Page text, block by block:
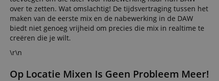
over te zetten. Wat omslachtig! De tijdsvertraging tussen het
maken van de eerste mix en de nabewerking in de DAW
biedt niet genoeg vrijheid om precies die mix in realtime te
creëren die je wilt.
\r\n
Op Locatie Mixen Is Geen Probleem Meer!